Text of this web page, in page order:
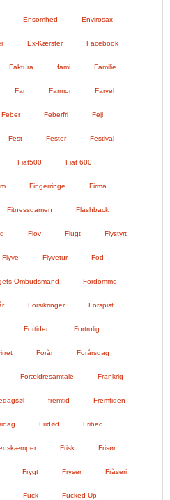
Ensomhed Envirosax
Ex-Kærster Facebook
Faktura fami Familie
Far Farmor Farvel
Feber Feberfri Fejl
Fest Fester Festival
Fiat500 Fiat 600
Fingerringe Firma
Fitnessdamen Flashback
Flov Flugt Flystyrt
Flyve Flyvetur Fod
Ombudsmand Fordomme
Forsikringer Forspist.
Fortiden Fortrolig
Forår Forårsdag
Forældresamtale Frankrig
fremtid Fremtiden
Fridød Frihed
Frisk Frisør
Frygt Fryser Fråseri
Fuck Fucked Up